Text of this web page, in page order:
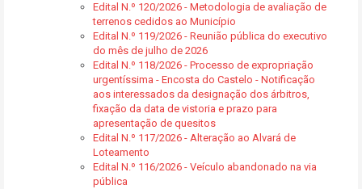
Edital N.º 120/2026 - Metodologia de avaliação de
terrenos cedidos ao Município
Edital N.º 119/2026 - Reunião pública do executivo
do mês de julho de 2026
Edital N.º 118/2026 - Processo de expropriação
urgentíssima - Encosta do Castelo - Notificação
aos interessados da designação dos árbitros,
fixação da data de vistoria e prazo para
apresentação de quesitos
Edital N.º 117/2026 - Alteração ao Alvará de
Loteamento
Edital N.º 116/2026 - Veículo abandonado na via
pública